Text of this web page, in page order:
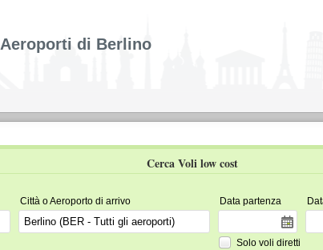
Aeroporti di Berlino
Cerca Voli low cost
Città o Aeroporto di arrivo Data partenza
Solo voli diretti